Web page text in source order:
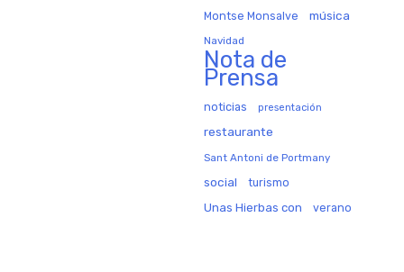
Montse Monsalve música
Navidad
Nota de
Prensa
noticias presentación
restaurante
Sant Antoni de Portmany
social turismo
Unas Hierbas con verano